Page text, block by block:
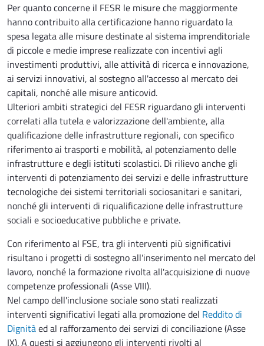
Per quanto concerne il FESR le misure che maggiormente
hanno contribuito alla certificazione hanno riguardato la
spesa legata alle misure destinate al sistema imprenditoriale
di piccole e medie imprese realizzate con incentivi agli
investimenti produttivi, alle attività di ricerca e innovazione,
ai servizi innovativi, al sostegno all'accesso al mercato dei
capitali, nonché alle misure anticovid.
Ulteriori ambiti strategici del FESR riguardano gli interventi
correlati alla tutela e valorizzazione dell'ambiente, alla
qualificazione delle infrastrutture regionali, con specifico
riferimento ai trasporti e mobilità, al potenziamento delle
infrastrutture e degli istituti scolastici. Di rilievo anche gli
interventi di potenziamento dei servizi e delle infrastrutture
tecnologiche dei sistemi territoriali sociosanitari e sanitari,
nonché gli interventi di riqualificazione delle infrastrutture
sociali e socioeducative pubbliche e private.
Con riferimento al FSE, tra gli interventi più significativi
risultano i progetti di sostegno all'inserimento nel mercato del
lavoro, nonché la formazione rivolta all'acquisizione di nuove
competenze professionali (Asse VIII).
Nel campo dell'inclusione sociale sono stati realizzati
interventi significativi legati alla promozione del Reddito di
Dignitàed al rafforzamento dei servizi di conciliazione (Asse
IX). A questi si aggiungono gli interventi rivolti al